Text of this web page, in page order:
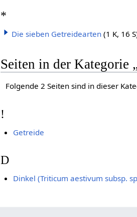
*
Die sieben Getreidearten (1 K, 16
Seiten in der Kategorie
Folgende 2 Seiten sind in dieser
!
Getreide
D
Dinkel (Triticum aestivum subsp.